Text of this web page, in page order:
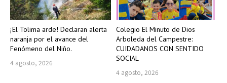
¡El Tolima arde! Declaran alerta
naranja por el avance del
Fenómeno del Niño.
4 agosto, 2026
Colegio El Minuto de Dios
Arboleda del Campestre:
CUIDADANOS CON SENTIDO
SOCIAL
4 agosto, 2026